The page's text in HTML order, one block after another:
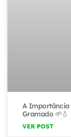
A Importância
Gramado 🌱💧
VER POST